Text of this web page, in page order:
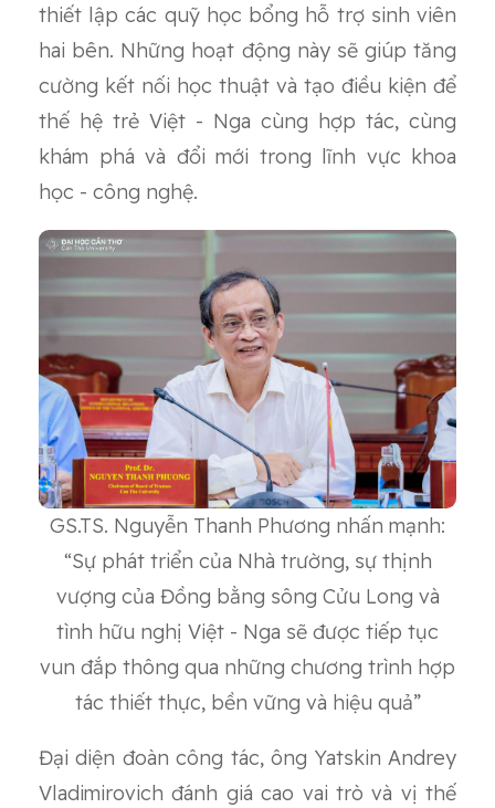
thiết lập các quỹ học bổng hỗ trợ sinh viên
hai bên. Những hoạt động này sẽ giúp tăng
cường kết nối học thuật và tạo điều kiện để
thế hệ trẻ Việt - Nga cùng hợp tác, cùng
khám phá và đổi mới trong lĩnh vực khoa
học - công nghệ.
GS.TS. Nguyễn Thanh Phương nhấn mạnh:
“Sự phát triển của Nhà trường, sự thịnh
vượng của Đồng bằng sông Cửu Long và
tình hữu nghị Việt - Nga sẽ được tiếp tục
vun đắp thông qua những chương trình hợp
tác thiết thực, bền vững và hiệu quả”
Đại diện đoàn công tác, ông Yatskin Andrey
Vladimirovich đánh giá cao vai trò và vị thế